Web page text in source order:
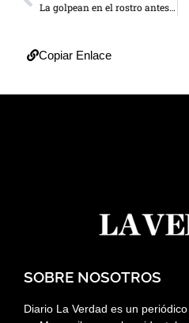
La golpean en el rostro antes de degollarla
Copiar Enlace
SOBRE NOSOTROS
Diario La Verdad es un